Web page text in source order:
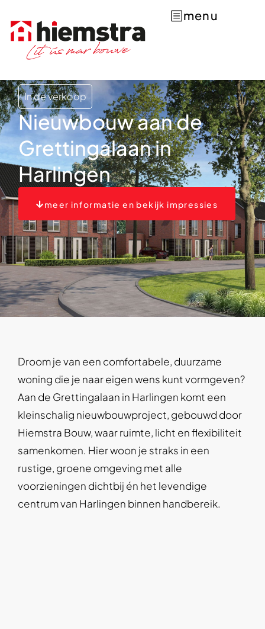
menu
In de verkoop
Nieuwbouw aan de
Grettingalaan in
Harlingen
meer informatie en bekijk impressies
Droom je van een comfortabele, duurzame
woning die je naar eigen wens kunt vormgeven?
Aan de Grettingalaan in Harlingen komt een
kleinschalig nieuwbouwproject, gebouwd door
Hiemstra Bouw, waar ruimte, licht en flexibiliteit
samenkomen. Hier woon je straks in een
rustige, groene omgeving met alle
voorzieningen dichtbij én het levendige
centrum van Harlingen binnen handbereik.